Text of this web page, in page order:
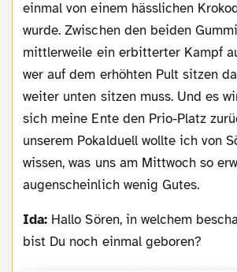
einmal von einem hässlichen
wurde. Zwischen den beiden
mittlerweile ein erbitterter Kampf
wer auf dem erhöhten Pult sitzen
weiter unten sitzen muss. Und es
sich meine Ente den Prio-Platz
unserem Pokalduell wollte ich von
wissen, was uns am Mittwoch so
augenscheinlich wenig Gutes.
Ida: Hallo Sören, in welchem
bist Du noch einmal geboren?